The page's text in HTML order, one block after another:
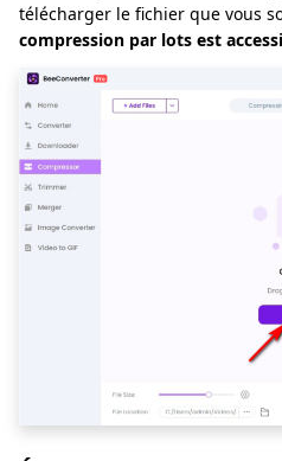
télécharger le fichier que vous
compression par lots est